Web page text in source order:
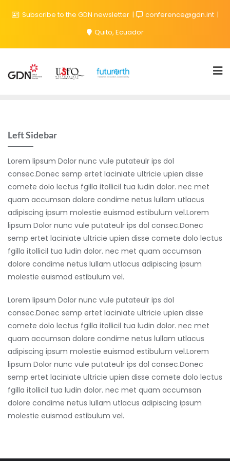
Subscribe to the GDN newsletter
conference@gdn.int
Quito, Ecuador
Left Sidebar
Lorem lipsum Dolor nunc vule putateulr ips dol
consec.Donec semp ertet laciniate ultricie upien disse
comete dolo lectus fgilla itollicil tua ludin dolor. nec met
quam accumsan dolore condime netus lullam utlacus
adipiscing ipsum molestie euismod estibulum vel.Lorem
lipsum Dolor nunc vule putateulr ips dol consec.Donec
semp ertet laciniate ultricie upien disse comete dolo lectus
fgilla itollicil tua ludin dolor. nec met quam accumsan
dolore condime netus lullam utlacus adipiscing ipsum
molestie euismod estibulum vel.
Lorem lipsum Dolor nunc vule putateulr ips dol
consec.Donec semp ertet laciniate ultricie upien disse
comete dolo lectus fgilla itollicil tua ludin dolor. nec met
quam accumsan dolore condime netus lullam utlacus
adipiscing ipsum molestie euismod estibulum vel.Lorem
lipsum Dolor nunc vule putateulr ips dol consec.Donec
semp ertet laciniate ultricie upien disse comete dolo lectus
fgilla itollicil tua ludin dolor. nec met quam accumsan
dolore condime netus lullam utlacus adipiscing ipsum
molestie euismod estibulum vel.